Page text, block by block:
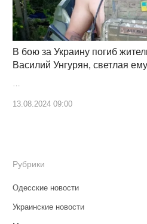
В бою за Украину погиб
Василий Унгурян, светлая
13.08.2024 09:00
Рубрики
Одесские новости
Украинские новости